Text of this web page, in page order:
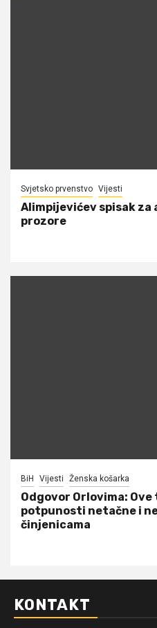
Svjetsko prvenstvo Vijesti
Alimpijevićev spisak za
prozore
BiH Vijesti Ženska košarka
Odgovor Orlovima:
potpunosti netačne i
činjenicama
KONTAKT